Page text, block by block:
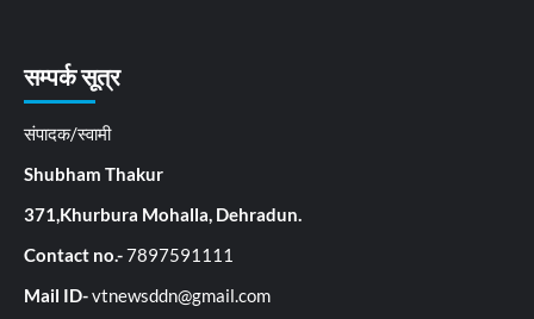
सम्पर्क सूत्र
संपादक/स्वामी
Shubham Thakur
371,Khurbura Mohalla, Dehradun.
Contact no.-7897591111
Mail ID-vtnewsddn@gmail.com